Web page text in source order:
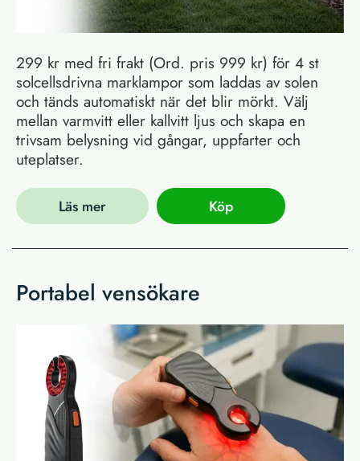
299 kr med fri frakt (Ord. pris 999 kr) för 4 st
solcellsdrivna marklampor som laddas av solen
och tänds automatiskt när det blir mörkt. Välj
mellan varmvitt eller kallvitt ljus och skapa en
trivsam belysning vid gångar, uppfarter och
uteplatser.
Läs mer Köp
Portabel vensökare